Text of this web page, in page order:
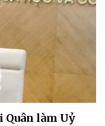
Quân làm Uỷ